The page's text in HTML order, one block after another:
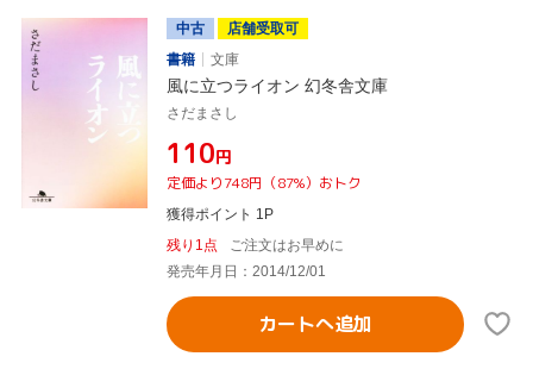
中古
店舗受取可
書籍
文庫
風に立つライオン 幻冬舎文庫
さだまさし
¥110円
定価より748円（87%）おトク
獲得ポイント 1P
残り1点
ご注文はお早めに
発売年月日：2014/12/01
カートへ追加